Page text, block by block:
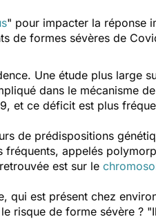
" pour impacter la réponse
de formes sévères de
Une étude plus large
dans le mécanisme
et ce déficit est plus
de prédispositions
appelés
est sur le
qui est présent chez
risque de forme sévère ? "